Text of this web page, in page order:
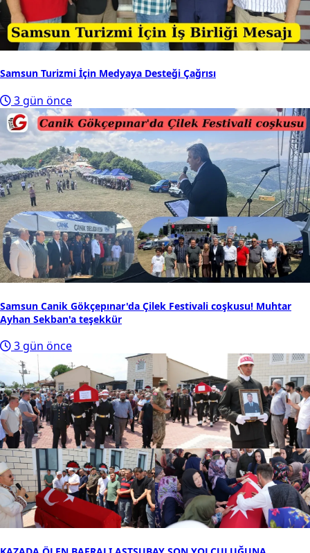
Samsun Turizmi İçin Medyaya Desteği Çağrısı
3 gün önce
Samsun Canik Gökçepınar'da Çilek Festivali coşkusu! Muhtar
Ayhan Sekban'a teşekkür
3 gün önce